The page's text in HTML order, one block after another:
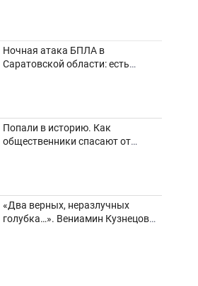
Ночная атака БПЛА в
Саратовской области: есть
Попали в историю. Как
общественники спасают от
«Два верных, неразлучных
голубка…». Вениамин Кузнецов